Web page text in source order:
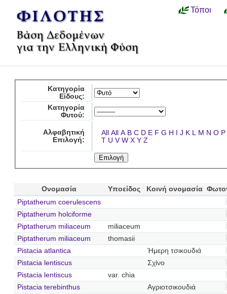
Τόποι
Κατηγορία
Είδους:
Κατηγορία
Φυτού:
Αλφαβητική
Επιλογή:
All All A B C D E F G H I J K L M N O P
T U V W X Y Z
Ονομασία Υποείδος Κοινή ονομασία
Piptatherum coerulescens
Piptatherum holciforme
Piptatherum miliaceum
miliaceum
Piptatherum miliaceum
thomasii
Pistacia atlantica
Ήμερη τσικουδιά
Pistacia lentiscus
Σχίνο
Pistacia lentiscus
var. chia
Pistacia terebinthus
Αγριοτσικουδιά